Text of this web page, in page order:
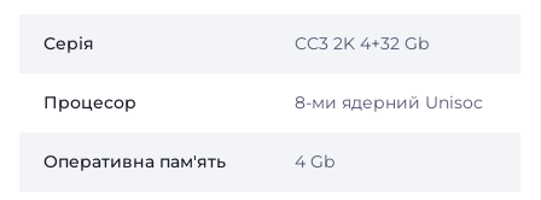
Серія CC3 2K 4+32 Gb
Процесор 8-ми ядерний Unisoc
Оперативна пам'ять 4 Gb